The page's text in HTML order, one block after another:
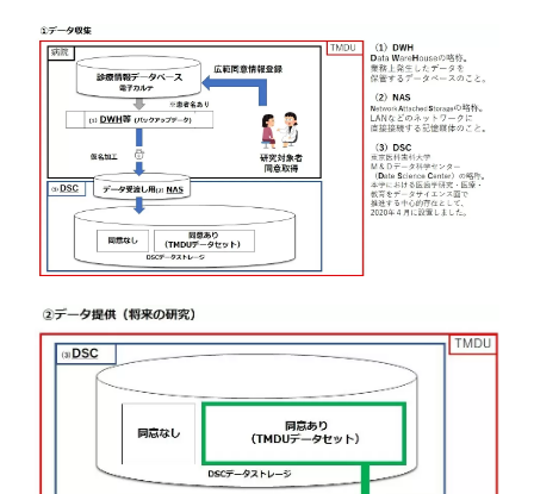
女性の活躍推進に向けた取り組み
目標とする教員の適正な年齢構成
キャンパスマスタープラン2016
国立大学法人ガバナンス・コード報告書
役員会議事概要について
企業活動と医療機関等の透明性ガイドライン
Call for Application to TMDU WISE
Programs (II) for the 2023 Academic Year
by Eligible Students (*Autumn admission)
令和５年度（２０２３年度）東京医科歯科大学
「卓越大学院生制度（Ⅱ）」対象学生（秋入学
対象）の募集について
ス」採用決定通知書授与式を行いました。
令和３年度（２０２１年度）東京医科歯科大学
「卓越大学院生制度（Ⅰ）」採用決定通知書授
与式を行いました。
学位の申請
進路届の提出について
その他 就職関連情報（推薦書等）
2018年 （PDF：83.3MB）
2017年 （PDF：75.1MB）
2016年 （PDF：73.0MB）
2015年 （PDF：83.3MB）
2014年 （PDF：21.4MB）
2013年 （PDF：6.4MB）
2022年度
2021年度
2020年度
2019年度
2018年度
2017年度
2018年 （PDF：18.7MB）
2017年 （PDF：7.2MB）
2016年 （PDF：13.5MB）
教学IR関連公開情報
教学IR関連公開情報トップ
卒業生進路アンケート
卒後3年大学評価アンケート
卒業時大学評価アンケート
科目評価（旧 科目別アンケート）
教学IR 業績・活動
実験動物センター
生命倫理研究センター
疾患バイオリソースセンター
再生医療研究センター
再生医療研究センター（微生物安全性グルー
プ）
脳統合機能研究センター
核酸・ペプチド創薬治療研究センター
統合研究機構から他部局へ異動したセンタート
低侵襲医療センター（旧：低侵襲医歯学研究セ
ンター）
ITセキュリティ部門（学内専用サイト）
図書館部門
図書館部門トップ
図書館講習会
アクティブラーニング教室・情報検索室
デジタル変革推進事務室
連絡先一覧
湯島学生支援センター
湯島学生支援センタートップ
学生相談支援室
ダイバーシティ・インクルージョン室
環境報告書